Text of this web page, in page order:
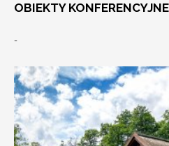
OBIEKTY
-